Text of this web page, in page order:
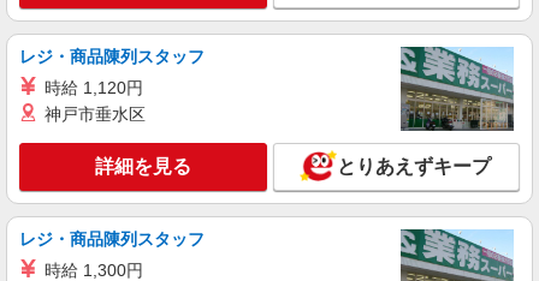
スタッフ！
通費全支給(ガソリン代含む)＞
キープ 詳細を見る
派遣社員
株式会社kotrio /●NG-H-2031035
岡崎駅＊年齢不問◎未経験から安定した業界へ
レジ・商品陳列スタッフ
時給 1,120円
神戸市垂水区
詳細を見る とりあえずキープ
レジ・商品陳列スタッフ
時給 1,300円